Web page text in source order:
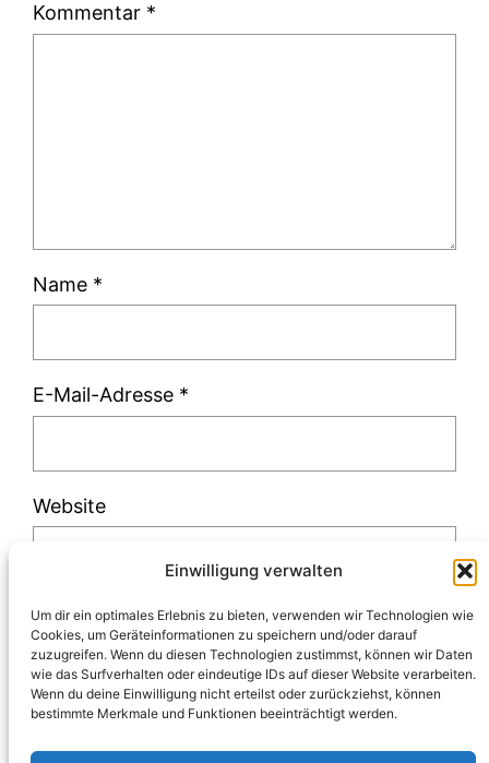
Einwilligung verwalten
Um dir ein optimales Erlebnis zu bieten, verwenden wir Technologien wie
Cookies, um Geräteinformationen zu speichern und/oder darauf
zuzugreifen. Wenn du diesen Technologien zustimmst, können wir Daten
wie das Surfverhalten oder eindeutige IDs auf dieser Website verarbeiten.
Wenn du deine Einwilligung nicht erteilst oder zurückziehst, können
bestimmte Merkmale und Funktionen beeinträchtigt werden.
Kommentar *
Name *
E-Mail-Adresse *
Website
Diese Website verwendet Akismet, um Spam
zu reduzieren.Erfahre, wie deine
Kommentardaten verarbeitet werden.